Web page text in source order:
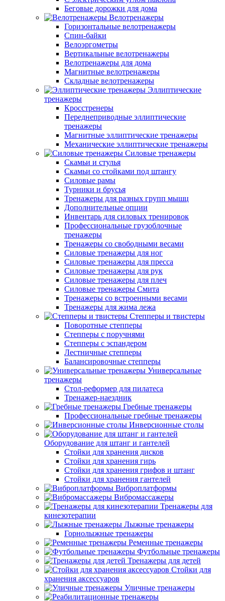
Беговые дорожки для дома
Велотренажеры
Горизонтальные велотренажеры
Спин-байки
Велоэргометры
Вертикальные велотренажеры
Велотренажеры для дома
Магнитные велотренажеры
Складные велотренажеры
Эллиптические
тренажеры
Кросстренеры
Переднеприводные эллиптические
тренажеры
Магнитные эллиптические тренажеры
Механические эллиптические тренажеры
Силовые тренажеры
Скамьи и стулья
Скамьи со стойками под штангу
Силовые рамы
Турники и брусья
Тренажеры для разных групп мышц
Дополнительные опции
Инвентарь для силовых тренировок
Профессиональные грузоблочные
тренажеры
Тренажеры со свободными весами
Силовые тренажеры для ног
Силовые тренажеры для пресса
Силовые тренажеры для рук
Силовые тренажеры для плеч
Силовые тренажеры Смита
Тренажеры со встроенными весами
Тренажеры для жима лежа
Степперы и твистеры
Поворотные степперы
Степперы с поручнями
Степперы с эспандером
Лестничные степперы
Балансировочные степперы
Универсальные
тренажеры
Стол-реформер для пилатеса
Тренажер-наездник
Гребные тренажеры
Профессиональные гребные тренажеры
Инверсионные столы
Оборудование для штанг и гантелей
Стойки для хранения дисков
Стойки для хранения гирь
Стойки для хранения грифов и штанг
Стойки для хранения гантелей
Виброплатформы
Вибромассажеры
Тренажеры для
кинезотерапии
Лыжные тренажеры
Горнолыжные тренажеры
Ременные тренажеры
Футбольные тренажеры
Тренажеры для детей
Стойки для
хранения аксессуаров
Уличные тренажеры